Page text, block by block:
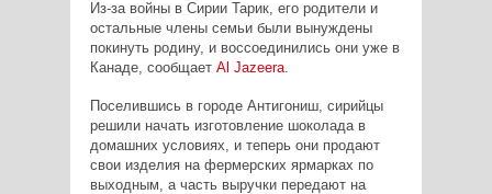
Из-за войны в Сирии Тарик, его родители и
остальные члены семьи были вынуждены
покинуть родину, и воссоединились они уже в
Канаде, сообщает Al Jazeera.
Поселившись в городе Антигониш, сирийцы
решили начать изготовление шоколада в
домашних условиях, и теперь они продают
свои изделия на фермерских ярмарках по
выходным, а часть выручки передают на